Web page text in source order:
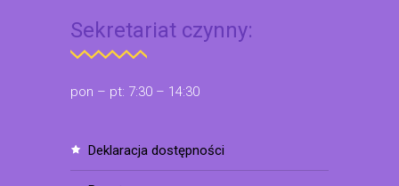
Sekretariat czynny:
pon – pt: 7:30 – 14:30
deklaracja dostępności